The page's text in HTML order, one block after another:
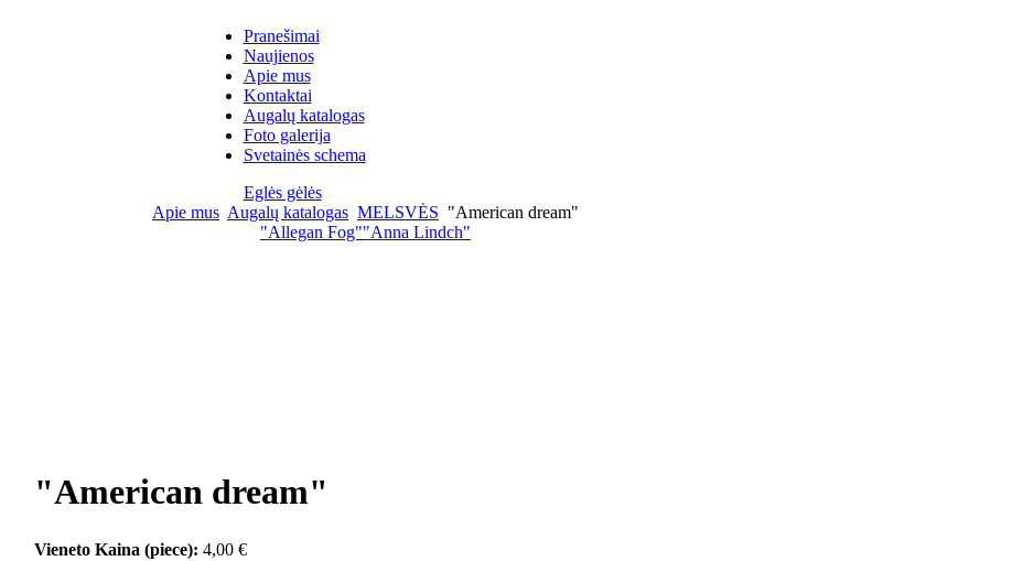
Pranešimai
Naujienos
Apie mus
Kontaktai
Augalų katalogas
Foto galerija
Svetainės schema
Eglės gėlės
Apie mus Augalų katalogas MELSVĖS "American dream"
"Allegan Fog""Anna Lindch"
"American dream"
Vieneto Kaina (piece): 4,00 €